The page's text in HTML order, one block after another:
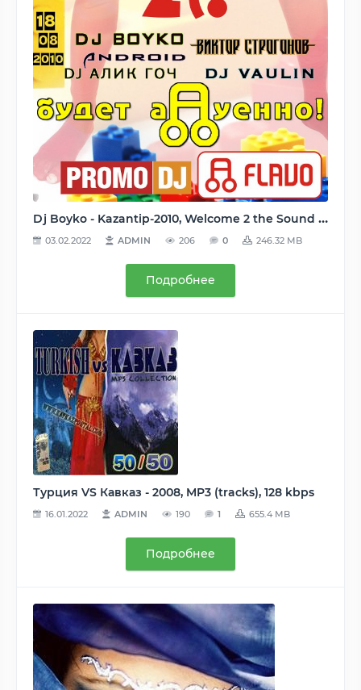
Dj Boyko - Kazantip-2010, Welcome 2 the Sound Shocking Night (2010) MP3
03.02.2022 ADMIN 206 0 246.32 MB
Подробнее
Турция VS Кавказ - 2008, MP3 (tracks), 128 kbps
16.01.2022 ADMIN 190 1 655.4 MB
Подробнее